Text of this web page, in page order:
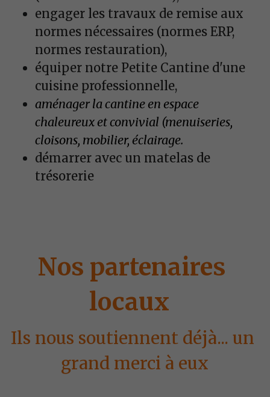
engager les travaux de remise aux
normes nécessaires (normes ERP,
normes restauration),
équiper notre Petite Cantine d'une
cuisine professionnelle,
aménager la cantine en espace
chaleureux et convivial (menuiseries,
cloisons, mobilier, éclairage.
démarrer avec un matelas de
trésorerie
Nos partenaires
locaux
Ils nous soutiennent déjà... un
grand merci à eux